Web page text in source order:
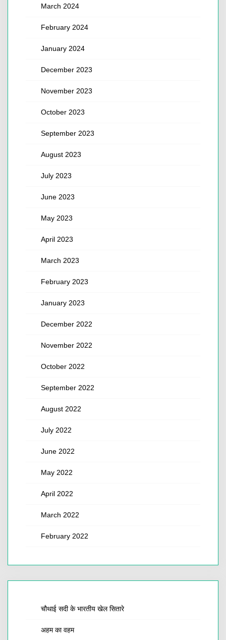
March 2024
February 2024
January 2024
December 2023
November 2023
October 2023
September 2023
August 2023
July 2023
June 2023
May 2023
April 2023
March 2023
February 2023
January 2023
December 2022
November 2022
October 2022
September 2022
August 2022
July 2022
June 2022
May 2022
April 2022
March 2022
February 2022
चौथाई सदी के भारतीय खेल सितारे
अहम का वहम